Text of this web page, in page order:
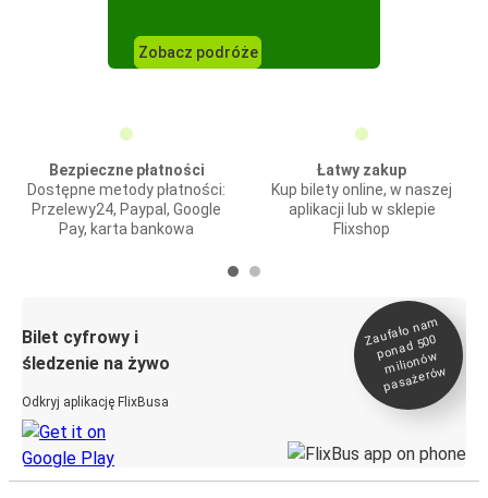
Zobacz podróże
Bezpieczne płatności
Dostępne metody płatności:
Przelewy24, Paypal, Google
Pay, karta bankowa
Łatwy zakup
Kup bilety online, w naszej
aplikacji lub w sklepie
Flixshop
Bilet cyfrowy i
śledzenie na żywo
Odkryj aplikację FlixBusa
Zaufało na
m
ponad 500
milionó
w
pasażeró
w